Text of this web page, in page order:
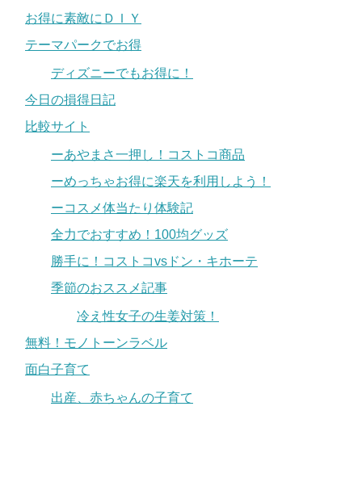
お得に素敵にＤＩＹ
テーマパークでお得
ディズニーでもお得に！
今日の損得日記
比較サイト
ーあやまさ一押し！コストコ商品
ーめっちゃお得に楽天を利用しよう！
ーコスメ体当たり体験記
全力でおすすめ！100均グッズ
勝手に！コストコvsドン・キホーテ
季節のおススメ記事
冷え性女子の生姜対策！
無料！モノトーンラベル
面白子育て
出産、赤ちゃんの子育て